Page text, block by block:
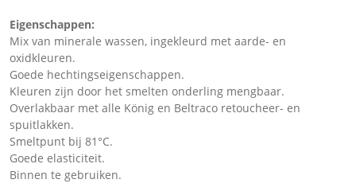
Eigenschappen:
Mix van minerale wassen, ingekleurd met aarde- en
oxidkleuren.
Goede hechtingseigenschappen.
Kleuren zijn door het smelten onderling mengbaar.
Overlakbaar met alle König en Beltraco retoucheer- en
spuitlakken.
Smeltpunt bij 81°C.
Goede elasticiteit.
Binnen te gebruiken.